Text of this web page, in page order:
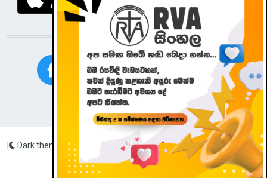
STAY CONNECTED WITH US!
Radio Veritas Asia © 2023
Dark theme